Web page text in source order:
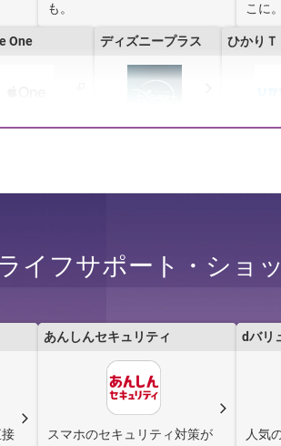
も。
こに。
One ディズニープラス ひかりＴ
タル版「週刊少
ドコモスポーツくじ d ticket
ライフサポート・ショ
あんしんセキュリティ
スマホのセキュリティ対策が
dバリ
人気